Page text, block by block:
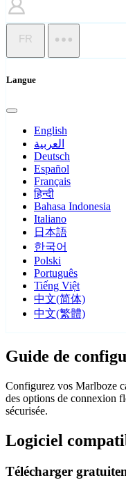
FR
Langue
English
العربية
Deutsch
Español
Français
हिन्दी
Bahasa Indonesia
Italiano
日本語
한국어
Polski
Português
Tiếng Việt
中文(简体)
中文(繁體)
Guide de
Configurez vos Marlboze
des options de connexion
sécurisée.
Logiciel
Télécharger